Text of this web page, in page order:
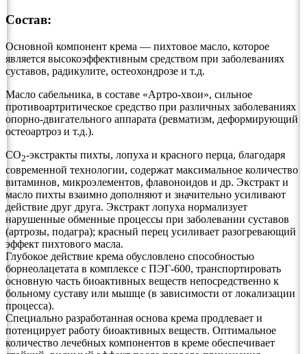
Состав:
Основной компонент крема — пихтовое масло, которое
является высокоэффективным средством при заболеваниях
суставов, радикулите, остеохондрозе и т.д.
Масло сабельника, в составе «Артро-хвои», сильное
противоартритическое средство при различных заболеваниях
опорно-двигательного аппарата (ревматизм, деформирующий
остеоартроз и т.д.).
СО2-экстракты пихты, лопуха и красного перца, благодаря
современной технологии, содержат максимальное количество
витаминов, микроэлементов, флавоноидов и др. Экстракт и
масло пихты взаимно дополняют и значительно усиливают
действие друг друга. Экстракт лопуха нормализует
нарушенные обменные процессы при заболевании суставов
(артрозы, подагра); красный перец усиливает разогревающий
эффект пихтового масла.
Глубокое действие крема обусловлено способностью
борнеолацетата в комплексе с ПЭГ-600, транспортировать
основную часть биоактивных веществ непосредственно к
больному суставу или мышце (в зависимости от локализации
процесса).
Специально разработанная основа крема продлевает и
потенцирует работу биоактивных веществ. Оптимальное
количество лечебных компонентов в креме обеспечивает